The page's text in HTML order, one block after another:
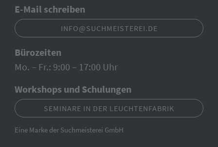
E-Mail schreiben
INFO@SUCHMEISTEREI.DE
Bürozeiten
Mo. – Fr.: 9:00 – 17:00 Uhr
Workshops und Schulungen
SEMINARE IN DER LEUCHTENFABRIK
Eine Marke der Suchmeisterei GmbH